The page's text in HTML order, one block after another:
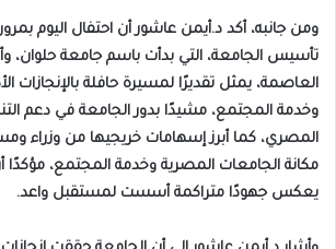
تأسيس الجامعة، التي بدأت باسم جامعة حلوان،
العاصمة، يمثل تقديرًا لمسيرة حافلة بالإنجازات
وخدمة المجتمع، مشيدًا بدور الجامعة في دعم
المصري، كما أبرز إسهامات خريجيها من وزراء
مكانة الجامعات المصرية وخدمة المجتمع، مؤكدًا
يعكس جهودًا متراكمة أسست لمستقبل واعد.